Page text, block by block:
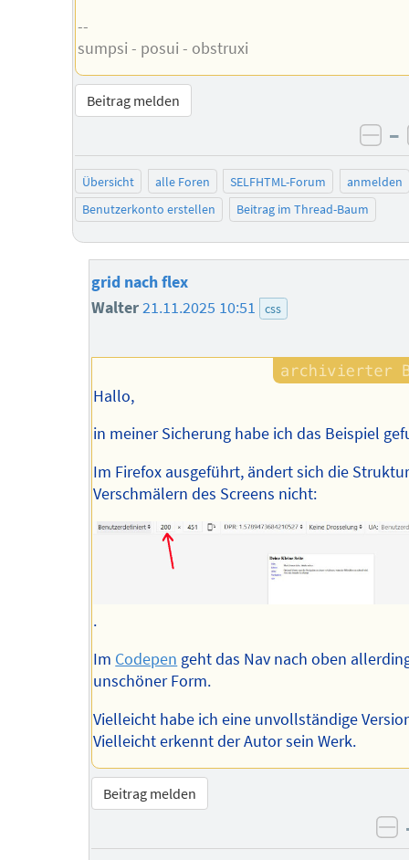
--
sumpsi - posui - obstruxi
Beitrag melden
–
Übersicht alle Foren SELFHTML-Forum
anmelden
Benutzerkonto erstellen
Beitrag im Thread-Baum
grid nach flex
Walter21.11.2025 10:51 css
Hallo,
in meiner Sicherung habe ich das Beispiel
Im Firefox ausgeführt, ändert sich die
Verschmälern des Screens nicht:
.
Im Codepen geht das Nav nach oben
unschöner Form.
Vielleicht habe ich eine unvollständige
Vielleicht erkennt der Autor sein Werk.
Beitrag melden